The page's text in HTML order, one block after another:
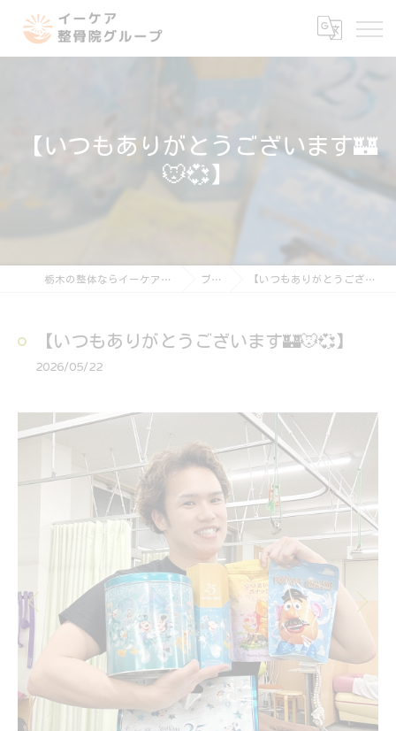
【いつもありがとうございます🏰
🐭💞】
栃木の整体ならイーケア整骨院グループ ブログ 【いつもありがとうございます🏰🐭💞】
【いつもありがとうございます🏰🐭💞】
2026/05/22